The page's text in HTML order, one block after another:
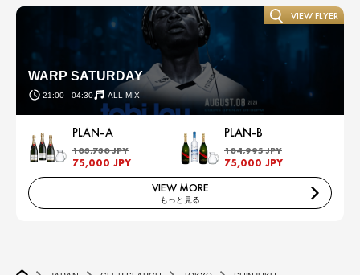
WARP SATURDAY
21:00 - 04:30 ALL MIX
VIEW FLYER
PLAN-A
103,730 JPY
75,000 JPY
PLAN-B
104,995 JPY
75,000 JPY
VIEW MORE
もっと見る